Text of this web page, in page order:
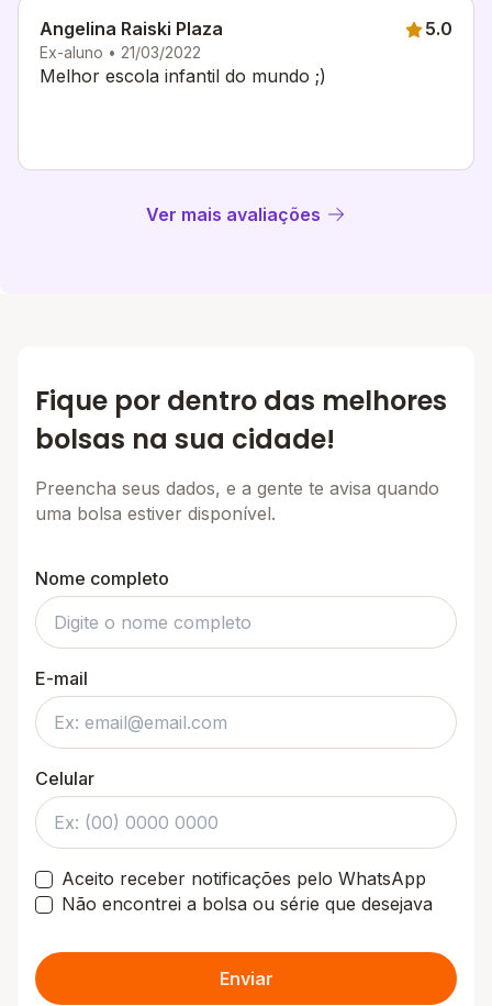
Angelina Raiski Plaza
Ex-aluno • 21/03/2022
5.0
Melhor escola infantil do mundo ;)
Ver mais avaliações
Fique por dentro das melhores
bolsas na sua cidade!
Preencha seus dados, e a gente te avisa quando
uma bolsa estiver disponível.
Nome completo
E-mail
Celular
Aceito receber notificações pelo WhatsApp
Não encontrei a bolsa ou série que desejava
Enviar